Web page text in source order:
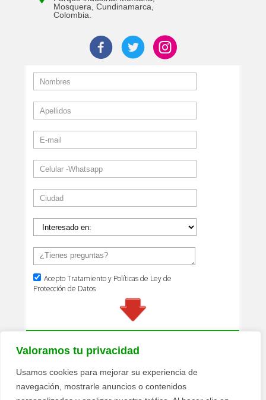
Valoramos tu privacidad
Usamos cookies para mejorar su experiencia de
navegación, mostrarle anuncios o contenidos
Mosquera, Cundinamarca,
Colombia.